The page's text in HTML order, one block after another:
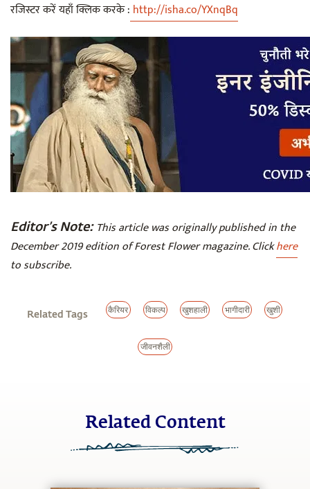
रजिस्टर करें यहाँ क्लिक करके : http://isha.co/YXnqBq
Editor’s Note: This article was originally published in the
December 2019 edition of Forest Flower magazine. Clickhere
to subscribe.
Related Tags कैरियर विकल्प खुशहाली भागीदारी खुशी
जीवनशैली
Related Content